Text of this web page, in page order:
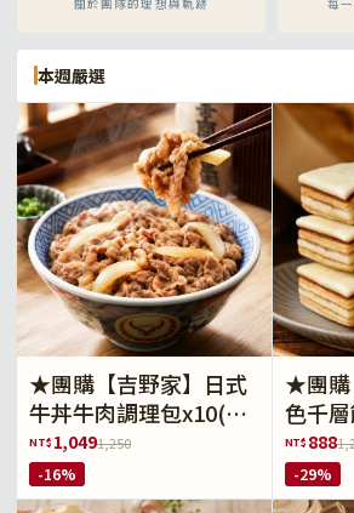
本週嚴選
★團購【吉野家】日式
牛丼牛肉調理包x10(免
運)
NT$ 1,0491,250
-16%
★團購
色千
NT$ 888
-29%